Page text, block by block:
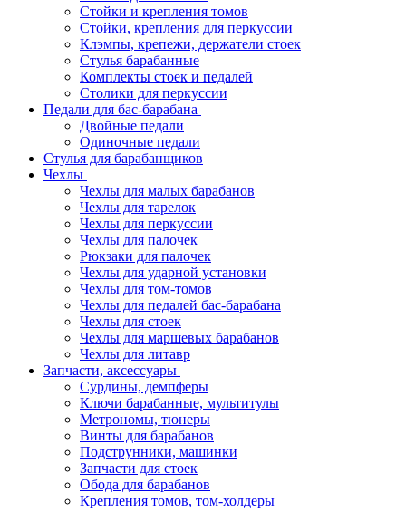
Стойки и крепления томов
Стойки, крепления для перкуссии
Клэмпы, крепежи, держатели стоек
Стулья барабанные
Комплекты стоек и педалей
Столики для перкуссии
Педали для бас-барабана
Двойные педали
Одиночные педали
Стулья для барабанщиков
Чехлы
Чехлы для малых барабанов
Чехлы для тарелок
Чехлы для перкуссии
Чехлы для палочек
Рюкзаки для палочек
Чехлы для ударной установки
Чехлы для том-томов
Чехлы для педалей бас-барабана
Чехлы для стоек
Чехлы для маршевых барабанов
Чехлы для литавр
Запчасти, аксессуары
Сурдины, демпферы
Ключи барабанные, мультитулы
Метрономы, тюнеры
Винты для барабанов
Подструнники, машинки
Запчасти для стоек
Обода для барабанов
Крепления томов, том-холдеры